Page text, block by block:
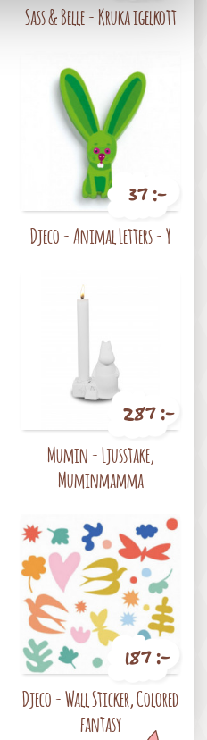
Sass & Belle - Kruka igelkott
37 :-
Djeco - Animal Letters - Y
287 :-
Mumin - Ljusstake,
Muminmamma
187 :-
Djeco - Wall Sticker, Colored
fantasy